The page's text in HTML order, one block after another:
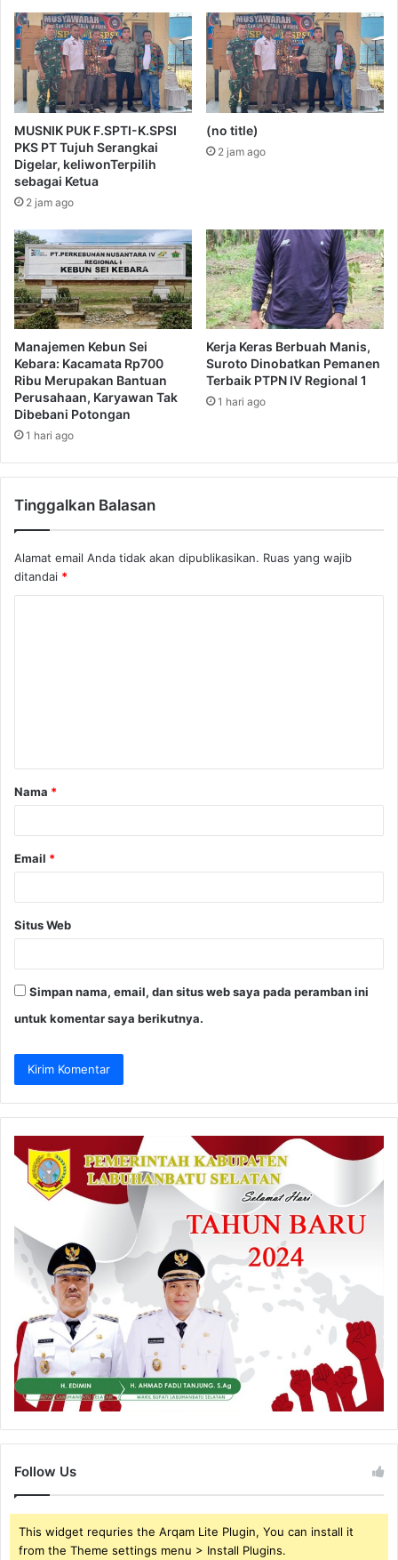
MUSNIK PUK F.SPTI-K.SPSI
PKS PT Tujuh Serangkai
Digelar, keliwonTerpilih
sebagai Ketua
2 jam ago
(no title)
2 jam ago
Manajemen Kebun Sei
Kebara: Kacamata Rp700
Ribu Merupakan Bantuan
Perusahaan, Karyawan Tak
Dibebani Potongan
1 hari ago
Kerja Keras Berbuah Manis,
Suroto Dinobatkan Pemanen
Terbaik PTPN IV Regional 1
1 hari ago
Tinggalkan Balasan
Alamat email Anda tidak akan dipublikasikan. Ruas yang wajib
ditandai *
a
r
Nama *
Email *
Situs Web
Simpan nama, email, dan situs web saya pada peramban ini
untuk komentar saya berikutnya.
Follow Us
This widget requries the Arqam Lite Plugin, You can install it
from the Theme settings menu > Install Plugins.